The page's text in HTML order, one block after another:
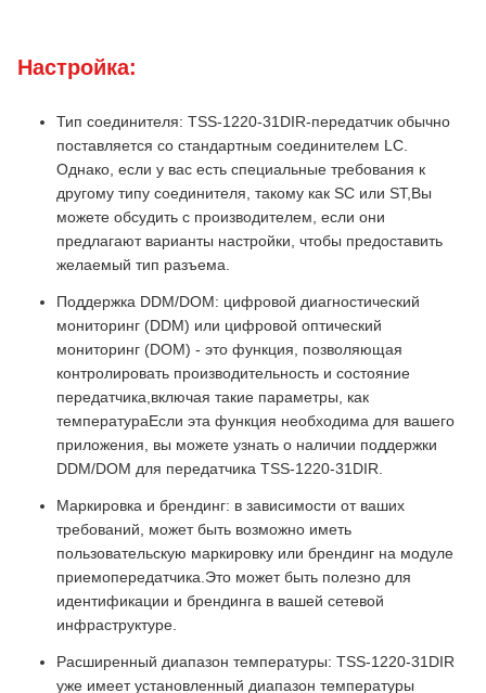
Настройка:
Тип соединителя: TSS-1220-31DIR-передатчик обычно
поставляется со стандартным соединителем LC.
Однако, если у вас есть специальные требования к
другому типу соединителя, такому как SC или ST,Вы
можете обсудить с производителем, если они
предлагают варианты настройки, чтобы предоставить
желаемый тип разъема.
Поддержка DDM/DOM: цифровой диагностический
мониторинг (DDM) или цифровой оптический
мониторинг (DOM) - это функция, позволяющая
контролировать производительность и состояние
передатчика,включая такие параметры, как
температураЕсли эта функция необходима для вашего
приложения, вы можете узнать о наличии поддержки
DDM/DOM для передатчика TSS-1220-31DIR.
Маркировка и брендинг: в зависимости от ваших
требований, может быть возможно иметь
пользовательскую маркировку или брендинг на модуле
приемопередатчика.Это может быть полезно для
идентификации и брендинга в вашей сетевой
инфраструктуре.
Расширенный диапазон температуры: TSS-1220-31DIR
уже имеет установленный диапазон температуры